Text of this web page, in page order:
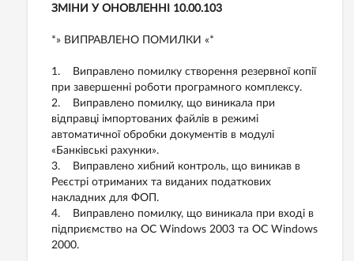
ЗМІНИ У ОНОВЛЕННІ 10.00.103
*» ВИПРАВЛЕНО ПОМИЛКИ «*
1. Виправлено помилку створення резервної копії
при завершенні роботи програмного комплексу.
2. Виправлено помилку, що виникала при
відправці імпортованих файлів в режимі
автоматичної обробки документів в модулі
«Банківські рахунки».
3. Виправлено хибний контроль, що виникав в
Реєстрі отриманих та виданих податкових
накладних для ФОП.
4. Виправлено помилку, що виникала при вході в
підприємство на ОС Windows 2003 та ОС Windows
2000.